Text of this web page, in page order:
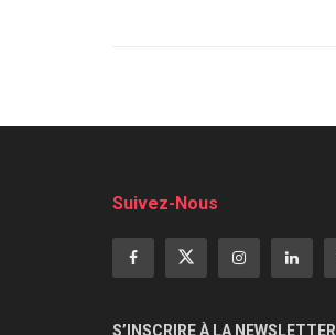
Suivez-Nous
S’INSCRIRE À LA NEWSLETTER